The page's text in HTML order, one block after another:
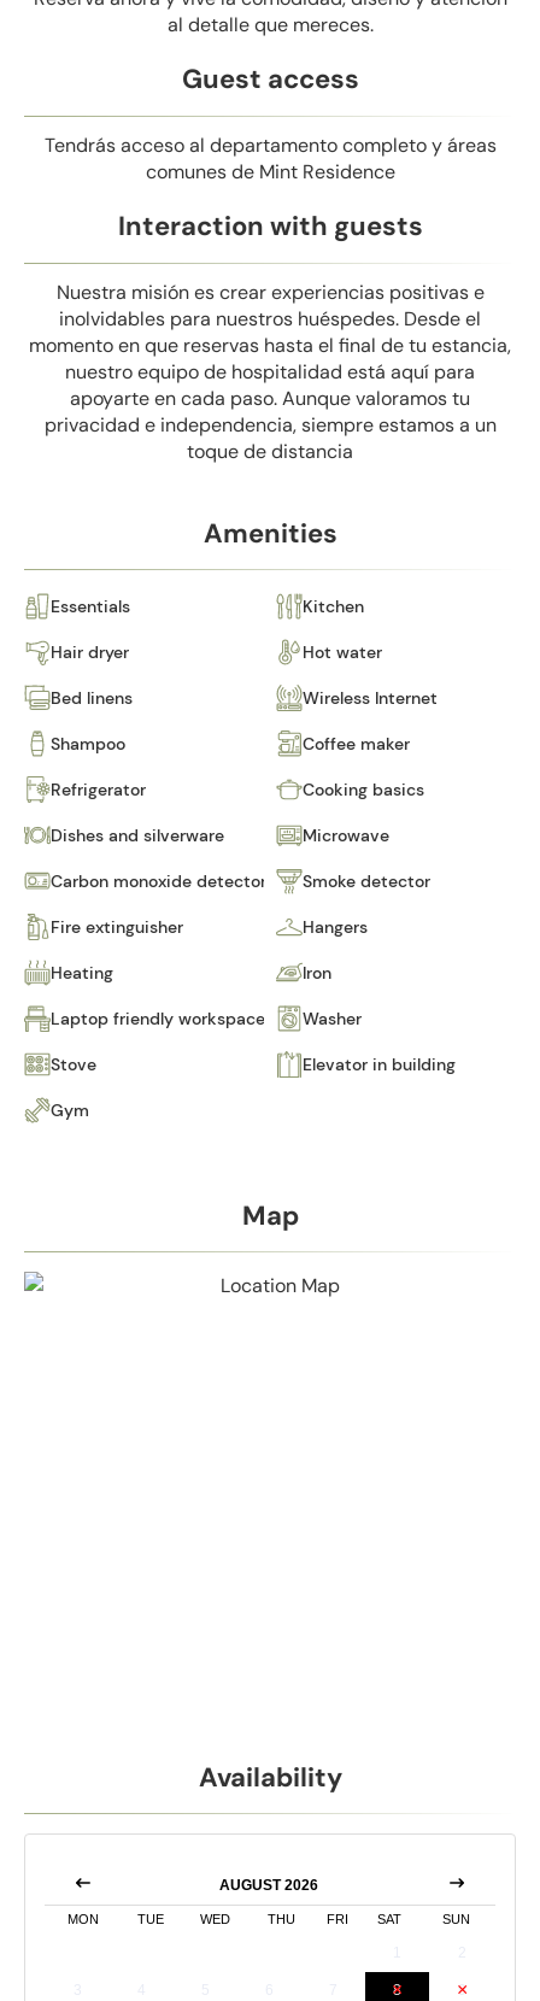
al detalle que mereces.
Guest access
Tendrás acceso al departamento completo y áreas
comunes de Mint Residence
Interaction with guests
Nuestra misión es crear experiencias positivas e
inolvidables para nuestros huéspedes. Desde el
momento en que reservas hasta el final de tu estancia,
nuestro equipo de hospitalidad está aquí para
apoyarte en cada paso. Aunque valoramos tu
privacidad e independencia, siempre estamos a un
toque de distancia
Amenities
Essentials Kitchen
Hair dryer Hot water
Bed linens Wireless Internet
Shampoo Coffee maker
Refrigerator Cooking basics
Dishes and silverware Microwave
Carbon monoxide detector Smoke detector
Fire extinguisher Hangers
Heating Iron
Laptop friendly workspace Washer
Stove Elevator in building
Gym
Map
Availability
AUGUST 2026
MON TUE WED THU FRI SAT SUN
8 9